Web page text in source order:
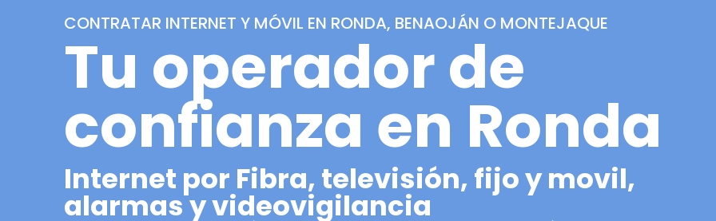
CONTRATAR INTERNET Y MÓVIL EN RONDA, BENAOJÁN O MONTEJAQUE
Tu operador de
confianza en Ronda
Internet por Fibra, televisión, fijo y movil,
alarmas y videovigilancia